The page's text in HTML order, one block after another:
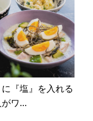
『塩』を入れる
ワ...